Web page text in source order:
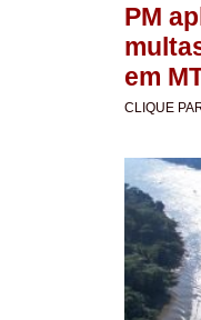
PM
em
CLIQUE